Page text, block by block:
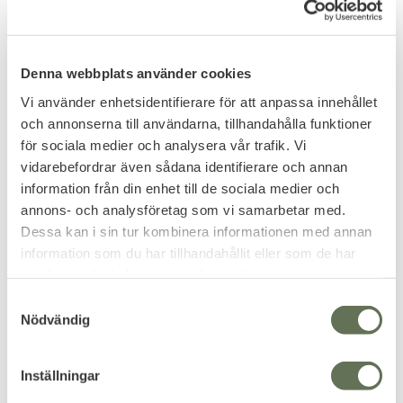
Denna webbplats använder cookies
Vi använder enhetsidentifierare för att anpassa innehållet
och annonserna till användarna, tillhandahålla funktioner
för sociala medier och analysera vår trafik. Vi
vidarebefordrar även sådana identifierare och annan
information från din enhet till de sociala medier och
annons- och analysföretag som vi samarbetar med.
Dessa kan i sin tur kombinera informationen med annan
information som du har tillhandahållit eller som de har
Nödvändig
Inställningar
Add to favorites
Fällkniv
744KR
Add to favorites
Cold Steel AD-10 Lite
Drop Point Fällkniv